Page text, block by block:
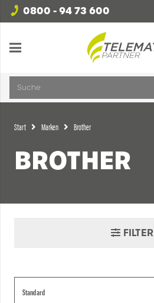
0800 - 94 73 600
Suche
Start Marken Brother
BROTHER
FILTER